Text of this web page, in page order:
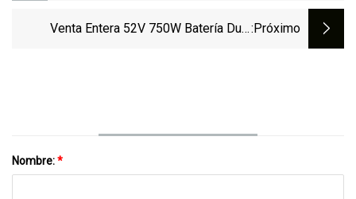
Aluminio De Fibra De Carbono, Potencia De
Venta Entera 52V 750W Batería Dual:próximo
Nombre:*